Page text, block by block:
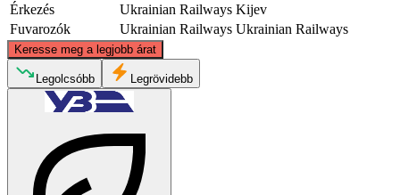
Érkezés
Ukrainian Railways Kijev
Fuvarozók
Ukrainian Railways Ukrainian Railways
Keresse meg a legjobb árat
Lutsk
© CARTO, ©OpenStreetMapcontributors
Legolcsóbb Legrövidebb